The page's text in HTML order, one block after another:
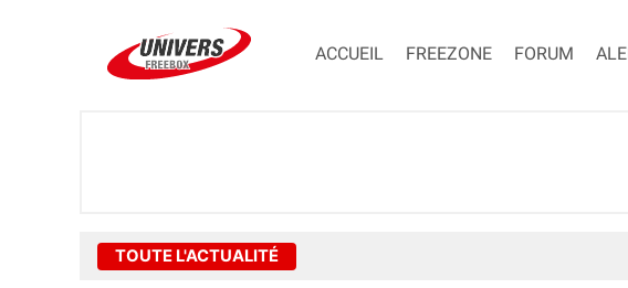
ACCUEIL FREEZONE FORUM
TOUTE L'ACTUALITÉ